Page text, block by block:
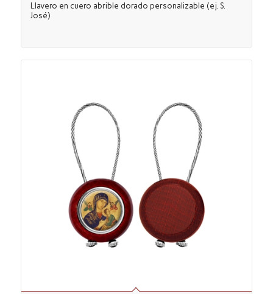
Llavero en cuero abrible dorado personalizable (ej. S.
José)